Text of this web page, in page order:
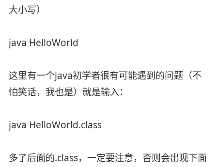
大小写）
java HelloWorld
这里有一个java初学者很有可能遇到的问题（不
怕笑话，我也是）就是输入：
java HelloWorld.class
多了后面的.class，一定要注意，否则会出现下面